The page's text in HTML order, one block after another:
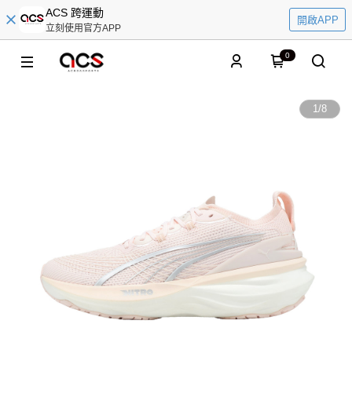
ACS 跨運動
立刻使用官方APP
開啟APP
0
1/8